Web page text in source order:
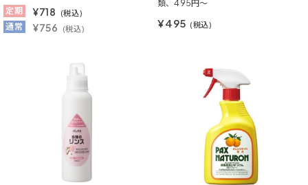
定期
¥718 (税込)
通常 ¥756 (税込)
類、495円～
¥495 (税込)